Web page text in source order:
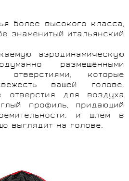
более высокого класса,
знаменитый итальянский
аэродинамическую
размещёнными
отверстиями, которые
вашей голове.
отверстия для воздуха
профиль, придающий
и шлем в
выглядит на голове.